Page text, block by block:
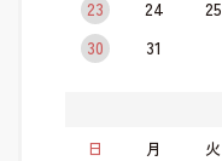
23
24 25
30
31
日
月 火